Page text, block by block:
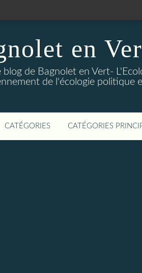
en
blog de Bagnolet en Vert-
de l'écologie politique
CATÉGORIES CATÉGORIES